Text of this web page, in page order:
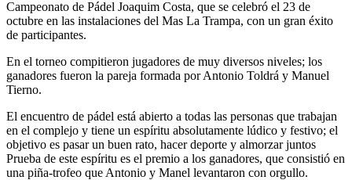
Campeonato de Pádel Joaquim Costa, que se celebró el 23 de
octubre en las instalaciones del Mas La Trampa, con un gran éxito
de participantes.
En el torneo compitieron jugadores de muy diversos niveles; los
ganadores fueron la pareja formada por Antonio Toldrá y Manuel
Tierno.
El encuentro de pádel está abierto a todas las personas que trabajan
en el complejo y tiene un espíritu absolutamente lúdico y festivo; el
objetivo es pasar un buen rato, hacer deporte y almorzar juntos
Prueba de este espíritu es el premio a los ganadores, que consistió en
una piña-trofeo que Antonio y Manel levantaron con orgullo.